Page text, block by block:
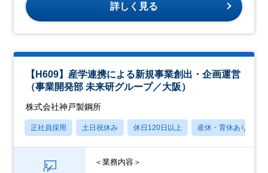
詳しく見る
【H609】産学連携による新規事業創出・企画運営
（事業開発部 未来研グループ／大阪）
株式会社神戸製鋼所
正社員採用 土日祝休み 休日120日以上 産休・育休あり
＜業務内容＞